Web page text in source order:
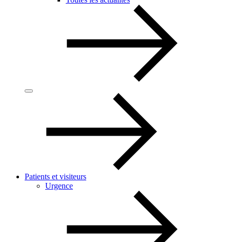
Patients et visiteurs
Urgence